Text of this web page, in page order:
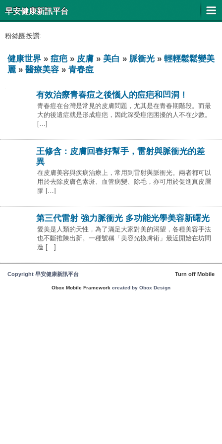
早安健康新訊平台
粉絲團按讚:
健康世界 » 痘疤 » 皮膚 » 美白 » 脈衝光 » 輕輕鬆鬆變美
麗 » 醫療美容 » 青春痘
有效治療青春痘之後惱人的痘疤和凹洞！
青春痘在台灣是常見的皮膚問題，尤其是在青春期階段。而最
大的後遺症就是形成痘疤，因此深受痘疤困擾的人不在少數。
[…]
王修含：皮膚回春好幫手，雷射與脈衝光的差
異
在皮膚美容與疾病治療上，常用到雷射與脈衝光。兩者都可以
用於去除皮膚色素斑、血管病變、除毛，亦可用於促進真皮層
膠 […]
第三代雷射 強力脈衝光 多功能光學美容新曙光
愛美是人類的天性，為了滿足大家對美的渴望，各種美容手法
也不斷推陳出新。一種號稱「美容光換膚術」最近開始在坊間
造 […]
Copyright 早安健康新訊平台 Turn off Mobile
Obox Mobile Framework created by Obox Design